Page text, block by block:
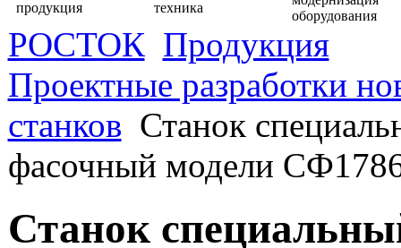
РОСТОК Продукция
Проектные разработки
станков Станок
фасочный модели
Станок